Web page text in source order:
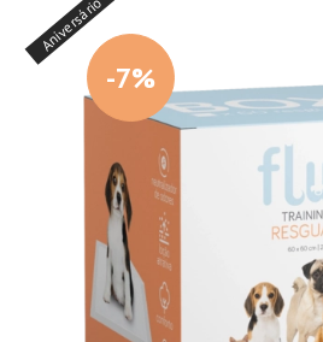
-7%
Aniversário